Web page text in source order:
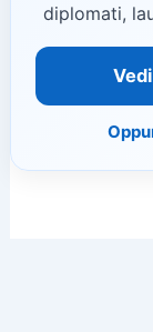
diplomati,